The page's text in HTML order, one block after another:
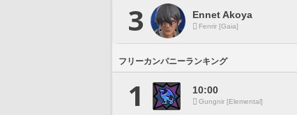
3 Ennet Akoya
Fenrir [Gaia]
フリーカンパニーランキング
1 10:00
Gungnir [Elemental]